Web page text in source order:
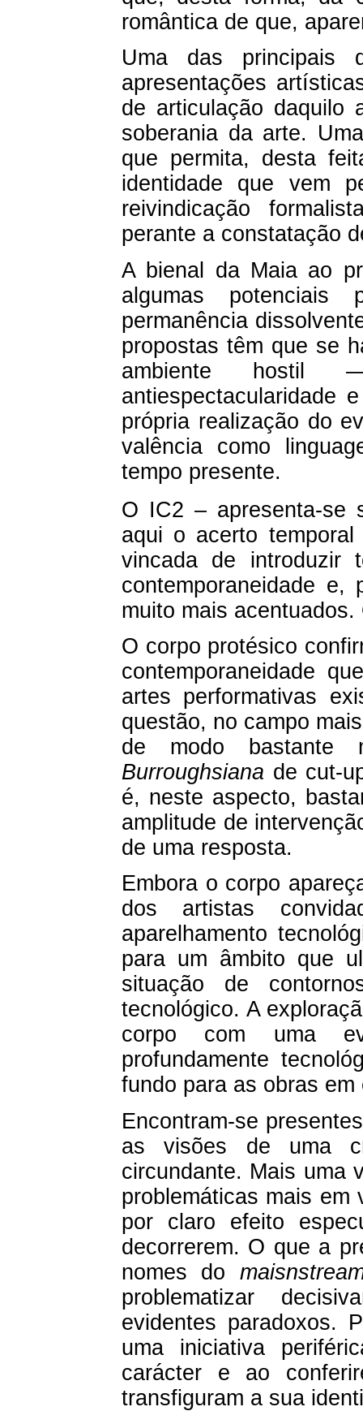
romântica de que,
Uma das principais
apresentações
de articulação daquilo
soberania da arte.
que permita, desta
identidade que vem
reivindicação
perante a constatação
A bienal da Maia ao
algumas potenciais
permanência
propostas têm que se
ambiente hostil
antiespectacularidade
própria realização do
valência como
tempo presente.
O IC2 – apresenta-se
aqui o acerto
vincada de introduzir
contemporaneidade
muito mais
O corpo protésico
contemporaneidade
artes performativas
questão, no campo
de modo bastante
Burroughsiana de cut-
é, neste aspecto,
amplitude de
de uma resposta.
Embora o corpo
dos artistas
aparelhamento
para um âmbito que
situação de
tecnológico. A
corpo com uma
profundamente
fundo para as obras em
Encontram-se
as visões de uma
circundante. Mais uma
problemáticas mais em
por claro efeito
decorrerem. O que a
nomes do
problematizar
evidentes paradoxos.
uma iniciativa
carácter e ao
transfiguram a sua